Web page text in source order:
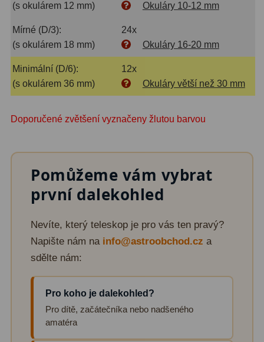
(s okulárem 12 mm)
Okuláry 10-12 mm
Mírné (D/3):
24x
(s okulárem 18 mm)
Okuláry 16-20 mm
Minimální (D/6):
12x
(s okulárem 36 mm)
Okuláry větší než 30 mm
Doporučené zvětšení vyznačeny žlutou barvou
Pomůžeme vám vybrat
první dalekohled
Nevíte, který teleskop je pro vás ten pravý?
Napište nám na info@astroobchod.cz a
sdělte nám:
Pro koho je dalekohled?
Pro dítě, začátečníka nebo nadšeného
amatéra